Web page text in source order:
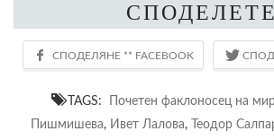
СПОДЕЛЕТЕ
TAGS: Почетен факлоносец на
Пишмишева, Ивет Лалова, Теодор